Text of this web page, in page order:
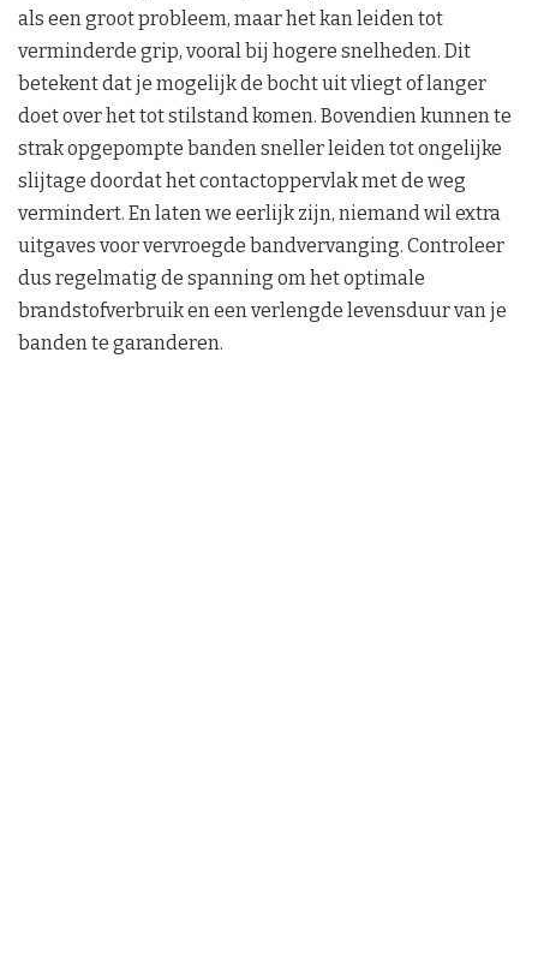
als een groot probleem, maar het kan leiden tot
verminderde grip, vooral bij hogere snelheden. Dit
betekent dat je mogelijk de bocht uit vliegt of langer
doet over het tot stilstand komen. Bovendien kunnen te
strak opgepompte banden sneller leiden tot ongelijke
slijtage doordat het contactoppervlak met de weg
vermindert. En laten we eerlijk zijn, niemand wil extra
uitgaves voor vervroegde bandvervanging. Controleer
dus regelmatig de spanning om het optimale
brandstofverbruik en een verlengde levensduur van je
banden te garanderen.